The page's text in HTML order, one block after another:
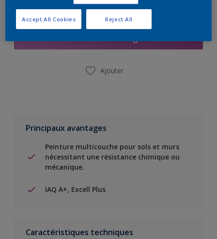
Ajouter à la liste d’achats
Ajouter
Principaux avantages
Peinture multicouche pour sols et murs
nécessitant une résistance chimique ou
mécanique.
IAQ A+, Excell Plus
Caractéristiques techniques
Reject All
Accept All Cookies